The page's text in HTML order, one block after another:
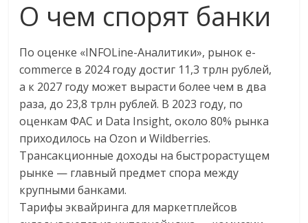
О чем спорят банки
По оценке «INFOLine-Аналитики», рынок e-
commerce в 2024 году достиг 11,3 трлн рублей,
а к 2027 году может вырасти более чем в два
раза, до 23,8 трлн рублей. В 2023 году, по
оценкам ФАС и Data Insight, около 80% рынка
приходилось на Ozon и Wildberries.
Трансакционные доходы на быстрорастущем
рынке — главный предмет спора между
крупными банками.
Тарифы эквайринга для маркетплейсов